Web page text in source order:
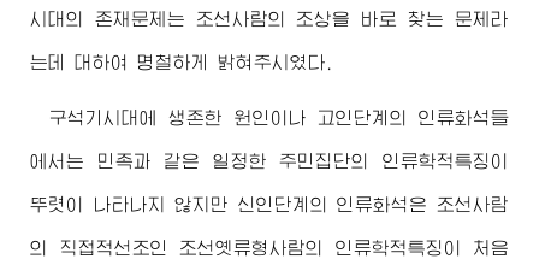
시대의 존재문제는 조선사람의 조상을 바로 찾는 문제라
는데 대하여 명철하게 밝혀주시였다.
구석기시대에 생존한 원인이나 고인단계의 인류화석들
에서는 민족과 같은 일정한 주민집단의 인류학적특징이
뚜렷이 나타나지 않지만 신인단계의 인류화석은 조선사람
의 직접적선조인 조선옛류형사람의 인류학적특징이 처음